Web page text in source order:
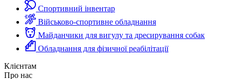
Спортивний інвентар
Військово-спортивне обладнання
Майданчики для вигулу та дресирування собак
Обладнання для фізичної реабілітації
Клієнтам
Про нас